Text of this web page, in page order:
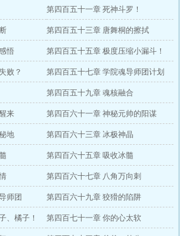
第四百五十一章 死神斗罗！
第四百五十三章 唐舞桐的擦拭
悟 第四百五十五章 极度压缩小漏斗！
败？ 第四百五十七章 学院魂导师团计划
第四百五十九章 魂核融合
来 第四百六十一章 神秘元帅的阳谋
地 第四百六十三章 冰极神晶
第四百六十五章 吸收冰髓
第四百六十七章 八角万向刺
师团 第四百六十九章 狡猾的陷阱
、橘子！ 第四百七十一章 你的心太软